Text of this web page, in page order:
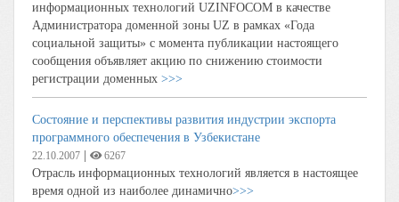
информационных технологий UZINFOCOM в качестве
Администратора доменной зоны UZ в рамках «Года
социальной защиты» с момента публикации настоящего
сообщения объявляет акцию по снижению стоимости
регистрации доменных >>>
Состояние и перспективы развития индустрии экспорта
программного обеспечения в Узбекистане
22.10.2007 6267
Отрасль информационных технологий является в настоящее
время одной из наиболее динамично>>>